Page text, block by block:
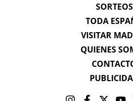
SORTEOS
TODA
VISITAR
QUIENES